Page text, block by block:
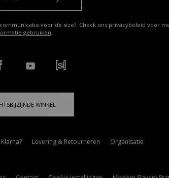
voor de size?. Check ons privacybeleid voor
gebruiken
WINKEL
Levering & Retourneren Organisatie